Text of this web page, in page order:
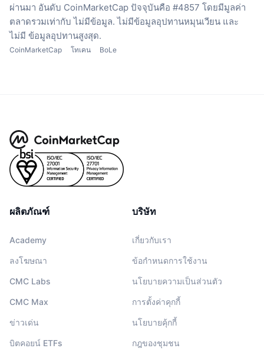
ผ่านมา อันดับ CoinMarketCap ปัจจุบันคือ #4857 โดยมีมูลค่า
ตลาดรวมเท่ากับ ไม่มีข้อมูล. ไม่มีข้อมูลอุปทานหมุนเวียน และ
ไม่มี ข้อมูลอุปทานสูงสุด.
CoinMarketCap โทเคน BoLe
ผลิตภัณฑ์
Academy
ลงโฆษณา
CMC Labs
CMC Max
ข่าวเด่น
บิตคอยน์ ETFs
บริษัท
เกี่ยวกับเรา
ข้อกำหนดการใช้งาน
นโยบายความเป็นส่วนตัว
การตั้งค่าคุกกี้
นโยบายคุ้กกี้
กฎของชุมชน